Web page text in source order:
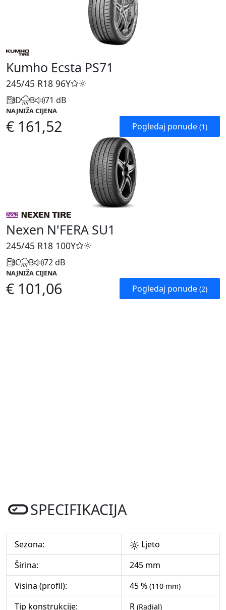
Kumho Ecsta PS71
245/45 R18 96Y
D B 71 dB
NAJNIŽA CIJENA
€ 161,52 Pogledaj ponude (1)
Nexen N'FERA SU1
245/45 R18 100Y
C B 72 dB
NAJNIŽA CIJENA
€ 101,06 Pogledaj ponude (2)
SPECIFIKACIJA
Sezona:
Ljeto
Širina:
245 mm
Visina (profil):
45 % (110 mm)
Tip konstrukcije: R (Radial)